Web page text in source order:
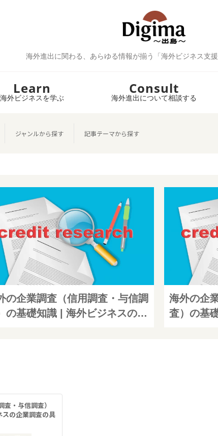
海外進出に関わる、あらゆる情報が揃う「海外ビジネス支援
Learn
海外ビジネスを学ぶ
Consult
海外進出について相談する
ジャンルから探す 記事テーマから探す
の企業調査（信用調査・与信調
の基礎知識 | 海外ビジネスの企
海外の企
査）の基
・与信調査）
スの企業調査の具